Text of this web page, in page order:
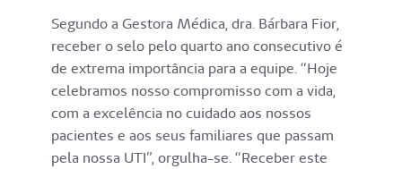
Segundo a Gestora Médica, dra. Bárbara Fior,
receber o selo pelo quarto ano consecutivo é
de extrema importância para a equipe. “Hoje
celebramos nosso compromisso com a vida,
com a excelência no cuidado aos nossos
pacientes e aos seus familiares que passam
pela nossa UTI”, orgulha-se. “Receber este